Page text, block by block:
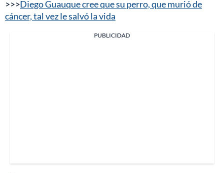
>>>Diego Guauque cree que su perro, que murió de
cáncer, tal vez le salvó la vida
PUBLICIDAD